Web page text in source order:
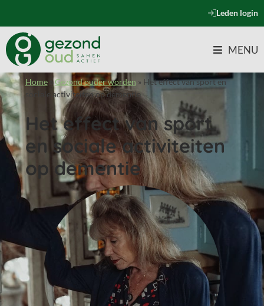
Leden login
MENU
Home»Gezond ouder worden » Het effect van sport en
sociale activiteiten op dementie
Het effect van sport
en sociale activiteiten
op dementie